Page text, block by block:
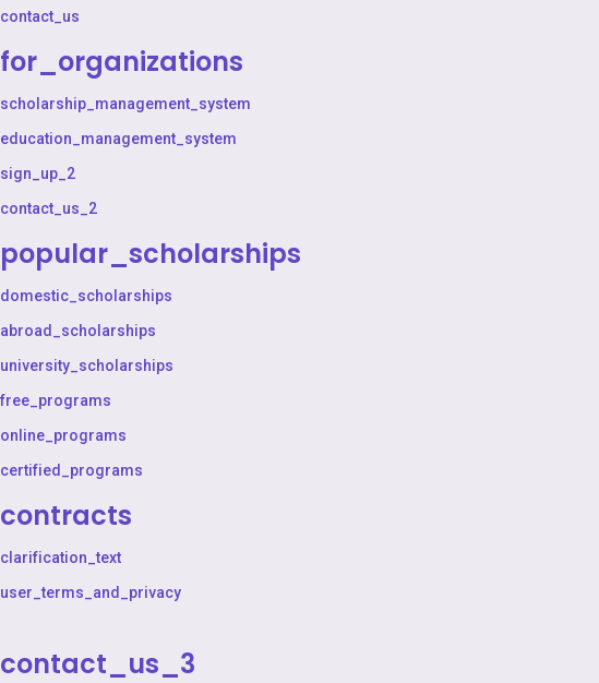
contact_us
for_organizations
scholarship_management_system
education_management_system
sign_up_2
contact_us_2
popular_scholarships
domestic_scholarships
abroad_scholarships
university_scholarships
free_programs
online_programs
certified_programs
contracts
clarification_text
user_terms_and_privacy
contact_us_3